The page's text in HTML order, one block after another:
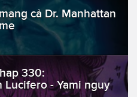
cả Dr. Manhattan
330:
- Yami nguy